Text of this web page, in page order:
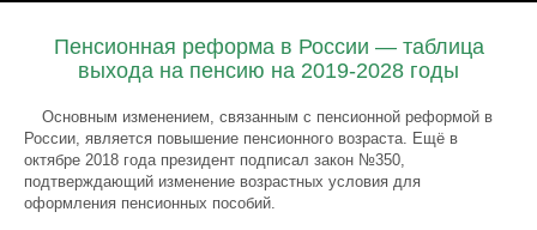
Пенсионная реформа в России — таблица
выхода на пенсию на 2019-2028 годы
Основным изменением, связанным с пенсионной реформой в
России, является повышение пенсионного возраста. Ещё в
октябре 2018 года президент подписал закон №350,
подтверждающий изменение возрастных условия для
оформления пенсионных пособий.